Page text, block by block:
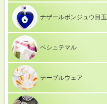
ナザールボンジュウ目玉
ペシュテマル
テーブルウェア